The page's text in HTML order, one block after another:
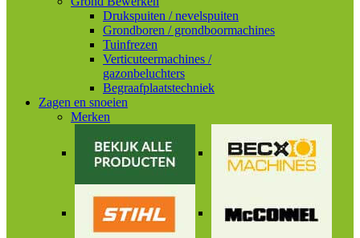
Drukspuiten / nevelspuiten
Grondboren / grondboormachines
Tuinfrezen
Verticuteermachines /
gazonbeluchters
Begraafplaatstechniek
Zagen en snoeien
Merken